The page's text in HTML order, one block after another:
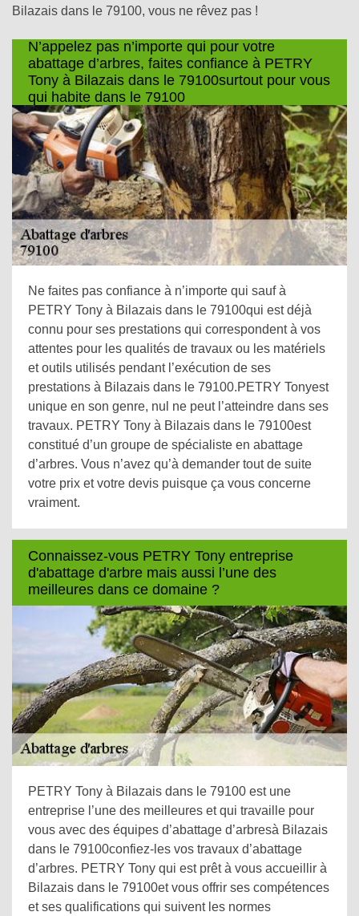
Bilazais dans le 79100, vous ne rêvez pas !
N’appelez pas n’importe qui pour votre
abattage d’arbres, faites confiance à PETRY
Tony à Bilazais dans le 79100surtout pour vous
qui habite dans le 79100
Ne faites pas confiance à n’importe qui sauf à
PETRY Tony à Bilazais dans le 79100qui est déjà
connu pour ses prestations qui correspondent à vos
attentes pour les qualités de travaux ou les matériels
et outils utilisés pendant l’exécution de ses
prestations à Bilazais dans le 79100.PETRY Tonyest
unique en son genre, nul ne peut l’atteindre dans ses
travaux. PETRY Tony à Bilazais dans le 79100est
constitué d’un groupe de spécialiste en abattage
d’arbres. Vous n’avez qu’à demander tout de suite
votre prix et votre devis puisque ça vous concerne
vraiment.
Connaissez-vous PETRY Tony entreprise
d'abattage d'arbre mais aussi l’une des
meilleures dans ce domaine ?
PETRY Tony à Bilazais dans le 79100 est une
entreprise l’une des meilleures et qui travaille pour
vous avec des équipes d’abattage d’arbresà Bilazais
dans le 79100confiez-les vos travaux d’abattage
d’arbres. PETRY Tony qui est prêt à vous accueillir à
Bilazais dans le 79100et vous offrir ses compétences
et ses qualifications qui suivent les normes